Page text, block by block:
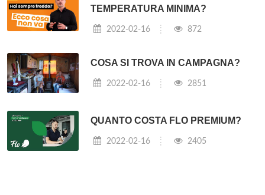
TEMPERATURA MINIMA?
2022-02-16 872
COSA SI TROVA IN CAMPAGNA?
2022-02-16 2851
QUANTO COSTA FLO PREMIUM?
2022-02-16 2405